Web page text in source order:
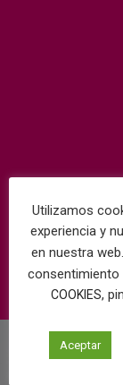
Utilizamos
experiencia y
en nuestra
consentimiento
COOKIES,
Aceptar